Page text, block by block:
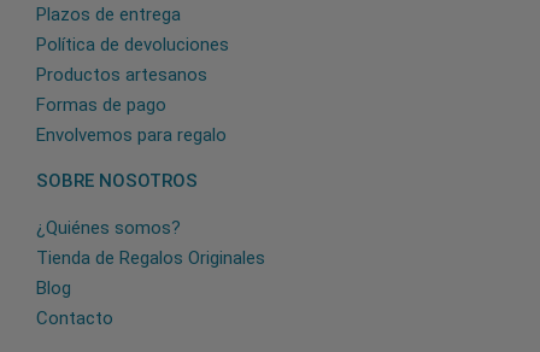
Plazos de entrega
Política de devoluciones
Productos artesanos
Formas de pago
Envolvemos para regalo
SOBRE NOSOTROS
¿Quiénes somos?
Tienda de Regalos Originales
Blog
Contacto